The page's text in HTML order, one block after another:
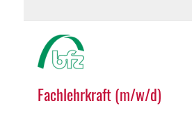
Fachlehrkraft (m/w/d)